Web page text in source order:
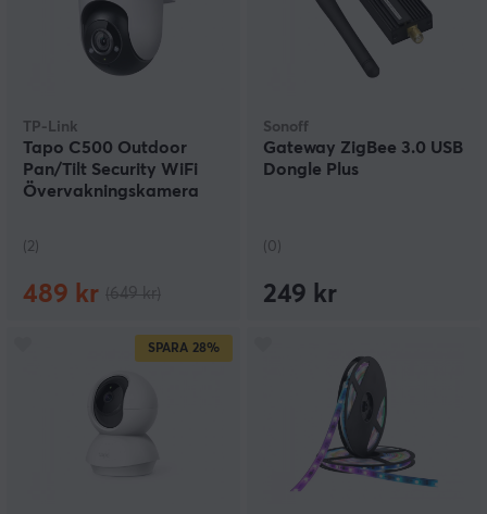
TP-Link
Tapo C500 Outdoor
Pan/Tilt Security WiFi
Övervakningskamera
(2)
489 kr
Sonoff
Gateway ZigBee 3.0 USB
Dongle Plus
(0)
249 kr
SPARA 28%